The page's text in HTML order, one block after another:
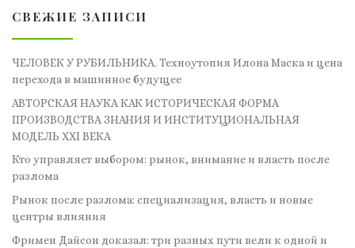
СВЕЖИЕ ЗАПИСИ
ЧЕЛОВЕК У РУБИЛЬНИКА. Техноутопия Илона Маска и цена
перехода в машинное будущее
АВТОРСКАЯ НАУКА КАК ИСТОРИЧЕСКАЯ ФОРМА
ПРОИЗВОДСТВА ЗНАНИЯ И ИНСТИТУЦИОНАЛЬНАЯ
МОДЕЛЬ XXI ВЕКА
Кто управляет выбором: рынок, внимание и власть после
разлома
Рынок после разлома: специализация, власть и новые
центры влияния
Фримен Дайсон доказал: три разных пути вели к одной и